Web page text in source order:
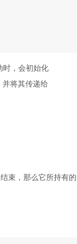
时，会初始化
并将其传递给
束，那么它所持有的